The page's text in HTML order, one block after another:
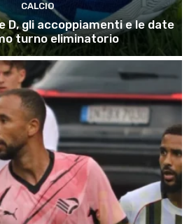
CALCIO
D, gli accoppiamenti e le date
turno eliminatorio